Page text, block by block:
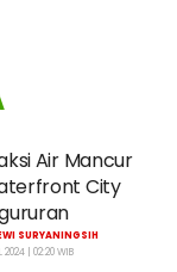
Air Mancur
City
SURYANINGSIH
2024 | 02:20 WIB